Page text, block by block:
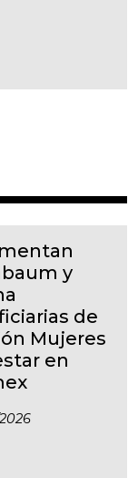
y
de
Mujeres
en